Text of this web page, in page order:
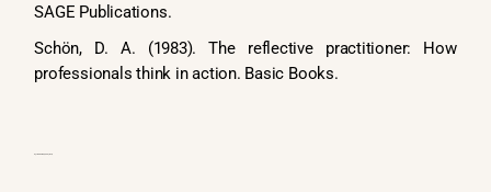
SAGE Publications.
Schön, D. A. (1983). The reflective practitioner: How
professionals think in action. Basic Books.